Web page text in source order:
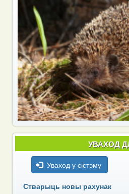
УВАХОД
Уваход у сістэму
Стварыць новы рахунак